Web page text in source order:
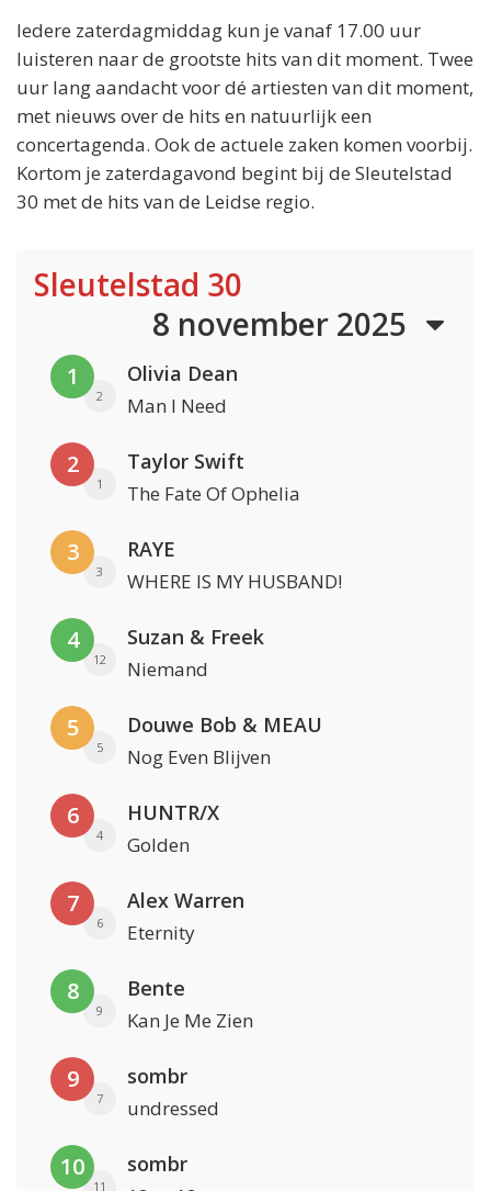
Iedere zaterdagmiddag kun je vanaf 17.00 uur
luisteren naar de grootste hits van dit moment. Twee
uur lang aandacht voor dé artiesten van dit moment,
met nieuws over de hits en natuurlijk een
concertagenda. Ook de actuele zaken komen voorbij.
Kortom je zaterdagavond begint bij de Sleutelstad
30 met de hits van de Leidse regio.
Sleutelstad 30
8 november 2025
1
2
Olivia Dean
Man I Need
2
1
Taylor Swift
The Fate Of Ophelia
3
3
RAYE
WHERE IS MY HUSBAND!
4
12
Suzan & Freek
Niemand
5
5
Douwe Bob & MEAU
Nog Even Blijven
6
4
HUNTR/X
Golden
7
6
Alex Warren
Eternity
8
9
Bente
Kan Je Me Zien
9
7
sombr
undressed
10
11
sombr